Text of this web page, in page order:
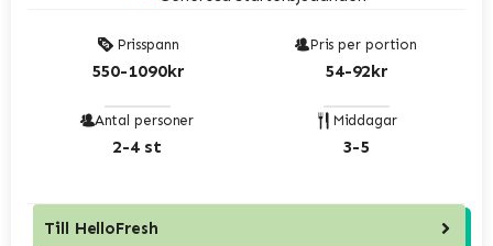
Prisspann
550-1090kr
Pris per portion
54-92kr
Antal personer
2-4 st
Middagar
3-5
Till HelloFresh